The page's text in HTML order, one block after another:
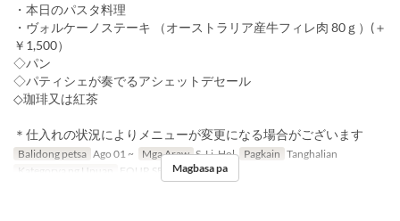
・本日のパスタ料理
・ヴォルケーノステーキ （オーストラリア産牛フィレ肉 80ｇ）(＋
￥1,500）
◇パン
◇パティシェが奏でるアシェットデセール
◇珈琲又は紅茶
＊仕入れの状況によりメニューが変更になる場合がございます
Balidong petsa Ago 01 ~ Mga Araw S, Li, Hol Pagkain Tanghalian
Kategorya ng Upuan
FOUR SEASONMagbasa pa